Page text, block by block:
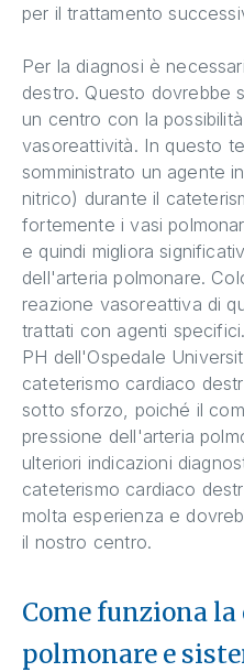
per il trattamento
Per la diagnosi è
destro. Questo dovrebbe
un centro con la
vasoreattività. In questo
somministrato un agente
nitrico) durante il
fortemente i vasi
e quindi migliora
dell'arteria polmonare.
reazione vasoreattiva di
trattati con agenti
PH dell'Ospedale
cateterismo cardiaco
sotto sforzo, poiché il
pressione dell'arteria
ulteriori indicazioni
cateterismo cardiaco
molta esperienza e
il nostro centro.
Come funziona
polmonare e